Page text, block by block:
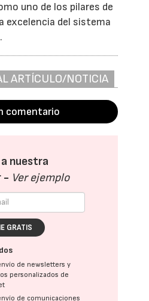
uno de los pilares de
excelencia del sistema
ARTÍCULO/NOTICIA
comentario
nuestra
- Ver ejemplo
GRATIS
de newsletters y
personalizados de
de comunicaciones